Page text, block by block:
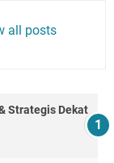
all posts
Strategis Dekat